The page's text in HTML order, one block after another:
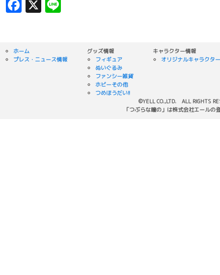
Facebook
X
ホーム
プレス・ニュース情報
グッズ情報
フィギュア
ぬいぐるみ
ファンシー雑貨
ホビーその他
つめほうだい!!
キャラクター情報
オリジナルキャラクター
©YELL CO.,LTD. ALL RIGHTS
「つぶらな瞳の」は株式会社エールの